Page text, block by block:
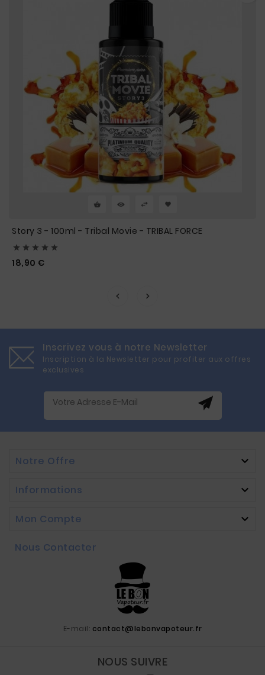
Story 3 - 100ml - Tribal Movie - TRIBAL FORCE
    
18,90 €
Inscrivez vous à notre Newsletter
Inscription à la Newsletter pour profiter aux offres
exclusives
Notre Offre 
Informations 
Mon Compte 
Nous Contacter
E-mail: contact@lebonvapoteur.fr
NOUS SUIVRE